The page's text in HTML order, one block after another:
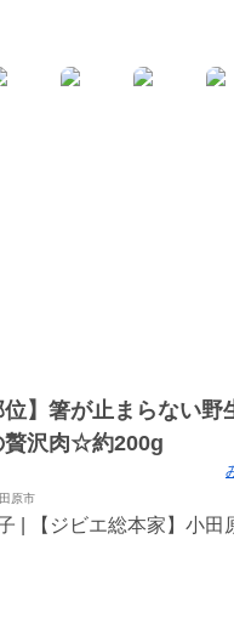
位】箸が止まらない野
贅沢肉☆約200g
原市
| 【ジビエ総本家】小田